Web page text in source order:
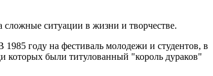
сложные ситуации в жизни и творчестве.
году на фестиваль молодежи и студентов, в
которых были титулованный "король дураков"